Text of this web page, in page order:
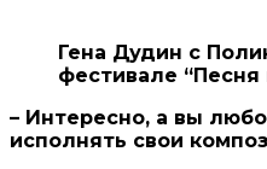
Гена Дудин с
фестивале “Песня
– Интересно, а вы
исполнять свои